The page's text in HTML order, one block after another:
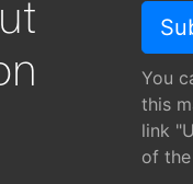
You
this
link
of